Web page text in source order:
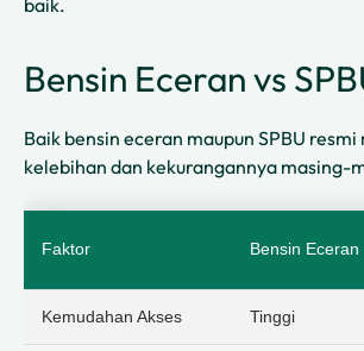
Bensin Eceran vs
Baik bensin eceran maupun SPBU
kelebihan dan kekurangannya masing-
Faktor Bensin Eceran
Kemudahan Akses Tinggi